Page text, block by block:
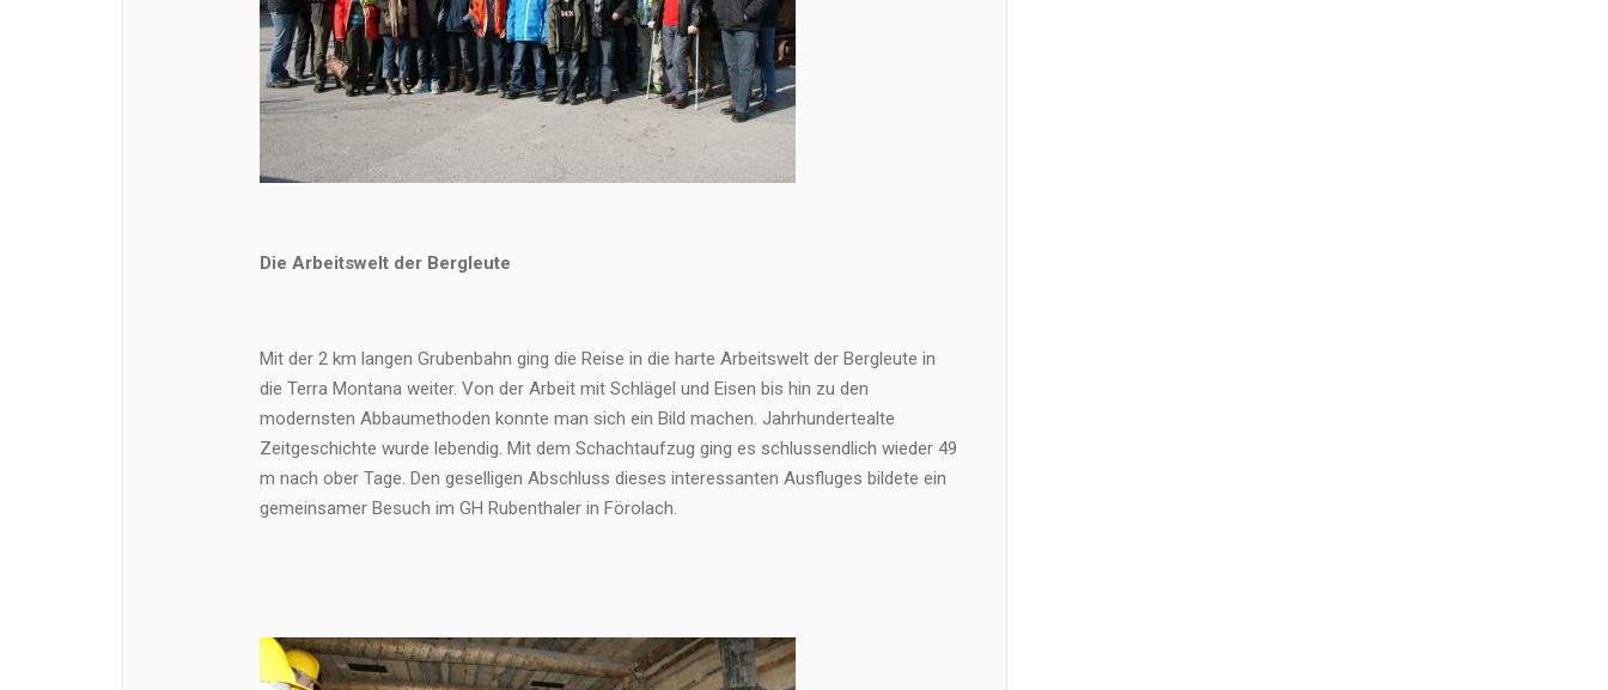
Die Arbeitswelt der Bergleute
Mit der 2 km langen Grubenbahn ging die Reise in die harte Arbeitswelt der Bergleute in
die Terra Montana weiter. Von der Arbeit mit Schlägel und Eisen bis hin zu den
modernsten Abbaumethoden konnte man sich ein Bild machen. Jahrhundertealte
Zeitgeschichte wurde lebendig. Mit dem Schachtaufzug ging es schlussendlich wieder 49
m nach ober Tage. Den geselligen Abschluss dieses interessanten Ausfluges bildete ein
gemeinsamer Besuch im GH Rubenthaler in Förolach.